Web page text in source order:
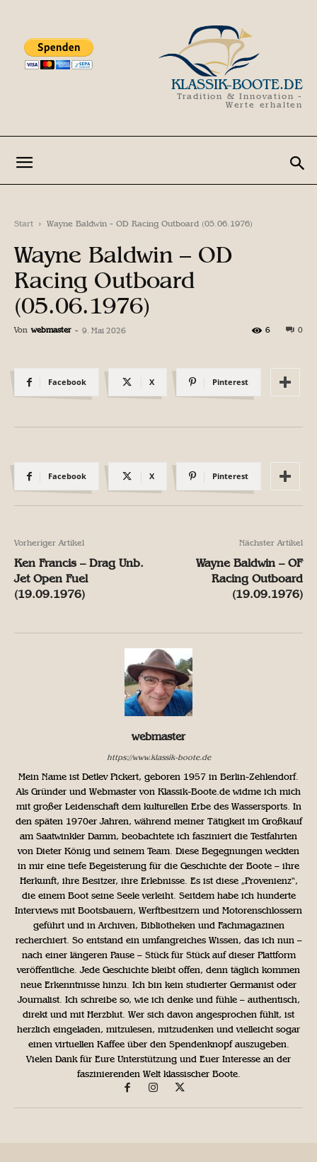
KLASSIK-BOOTE.DE
Tradition & Innovation -
Werte erhalten
Start Wayne Baldwin - OD Racing Outboard (05.06.1976)
Wayne Baldwin – OD
Racing Outboard
(05.06.1976)
Von webmaster - 9. Mai 2026 0
6
Facebook X Pinterest
Facebook X Pinterest
Vorheriger Artikel
Ken Francis – Drag Unb.
Jet Open Fuel
(19.09.1976)
Nächster Artikel
Wayne Baldwin – OF
Racing Outboard
(19.09.1976)
webmaster
https://www.klassik-boote.de
Mein Name ist Detlev Pickert, geboren 1957 in Berlin-Zehlendorf.
Als Gründer und Webmaster von Klassik-Boote.de widme ich mich
mit großer Leidenschaft dem kulturellen Erbe des Wassersports. In
den späten 1970er Jahren, während meiner Tätigkeit im Großkauf
am Saatwinkler Damm, beobachtete ich fasziniert die Testfahrten
von Dieter König und seinem Team. Diese Begegnungen weckten
in mir eine tiefe Begeisterung für die Geschichte der Boote – ihre
Herkunft, ihre Besitzer, ihre Erlebnisse. Es ist diese „Provenienz“,
die einem Boot seine Seele verleiht. Seitdem habe ich hunderte
Interviews mit Bootsbauern, Werftbesitzern und Motorenschlossern
geführt und in Archiven, Bibliotheken und Fachmagazinen
recherchiert. So entstand ein umfangreiches Wissen, das ich nun –
nach einer längeren Pause – Stück für Stück auf dieser Plattform
veröffentliche. Jede Geschichte bleibt offen, denn täglich kommen
neue Erkenntnisse hinzu. Ich bin kein studierter Germanist oder
Journalist. Ich schreibe so, wie ich denke und fühle – authentisch,
direkt und mit Herzblut. Wer sich davon angesprochen fühlt, ist
herzlich eingeladen, mitzulesen, mitzudenken und vielleicht sogar
einen virtuellen Kaffee über den Spendenknopf auszugeben.
Vielen Dank für Eure Unterstützung und Euer Interesse an der
faszinierenden Welt klassischer Boote.